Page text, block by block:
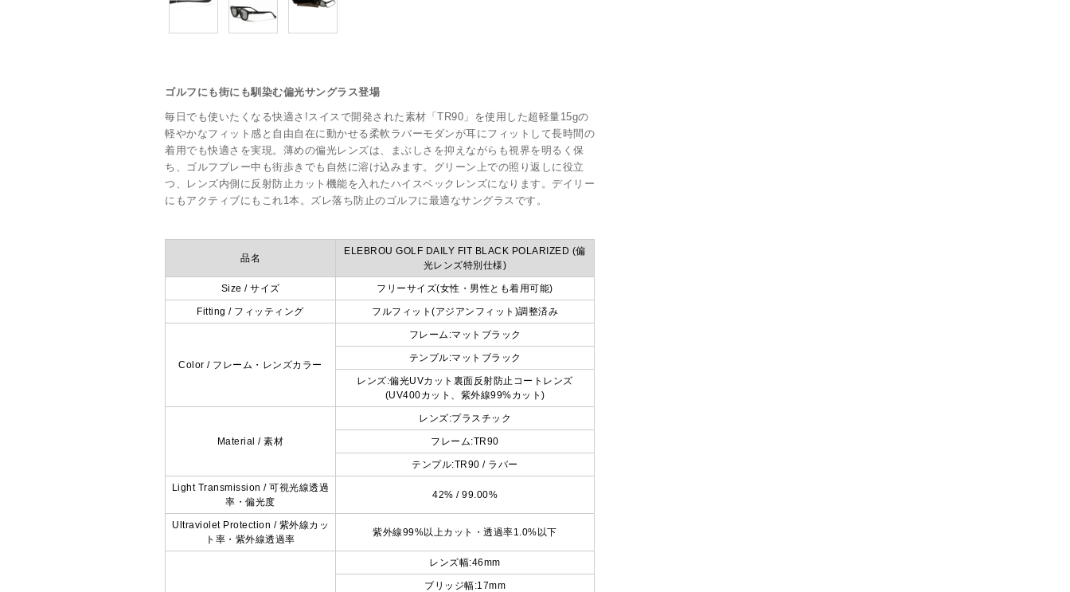
ゴルフにも街にも馴染む偏光サングラス登場
毎日でも使いたくなる快適さ!スイスで開発された素材「TR90」を使用した超軽量15gの
軽やかなフィット感と自由自在に動かせる柔軟ラバーモダンが耳にフィットして長時間の
着用でも快適さを実現。薄めの偏光レンズは、まぶしさを抑えながらも視界を明るく保
ち、ゴルフプレー中も街歩きでも自然に溶け込みます。グリーン上での照り返しに役立
つ、レンズ内側に反射防止カット機能を入れたハイスペックレンズになります。デイリー
にもアクティブにもこれ1本。ズレ落ち防止のゴルフに最適なサングラスです。
品名
ELEBROU GOLF DAILY FIT BLACK POLARIZED (偏
光レンズ特別仕様)
Size / サイズ フリーサイズ(女性・男性とも着用可能)
Fitting / フィッティング フルフィット(アジアンフィット)調整済み
Color / フレーム・レンズカラー
フレーム:マットブラック
テンプル:マットブラック
レンズ:偏光UVカット裏面反射防止コートレンズ
(UV400カット、紫外線99%カット)
Material / 素材
レンズ:プラスチック
フレーム:TR90
テンプル:TR90 / ラバー
Light Transmission / 可視光線透過
率・偏光度
42% / 99.00%
Ultraviolet Protection / 紫外線カッ
ト率・紫外線透過率
紫外線99%以上カット・透過率1.0%以下
レンズ幅:46mm
ブリッジ幅:17mm